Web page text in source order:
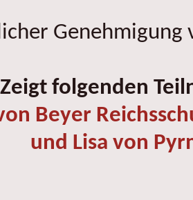
Genehmigung
Zeigt folgenden
Beyer
und Lisa von